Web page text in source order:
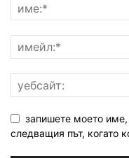
запишете моето име,
следващия път, когато